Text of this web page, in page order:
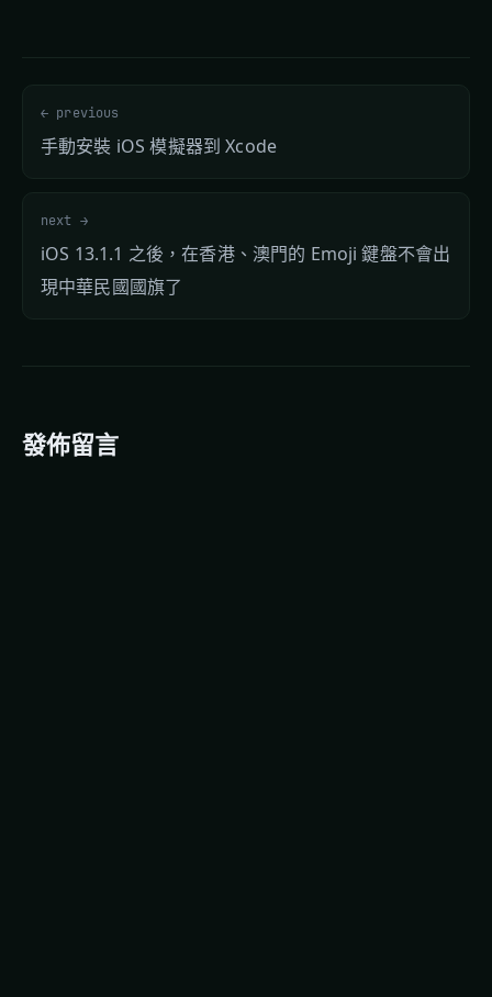
← previous
手動安裝 iOS 模擬器到 Xcode
next →
iOS 13.1.1 之後，在香港、澳門的 Emoji 鍵盤不會出
現中華民國國旗了
發佈留言